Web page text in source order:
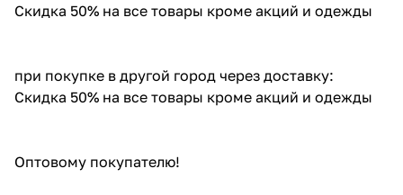
Скидка 50% на все товары кроме акций и одежды
при покупке в другой город через доставку:
Скидка 50% на все товары кроме акций и одежды
Оптовому покупателю!